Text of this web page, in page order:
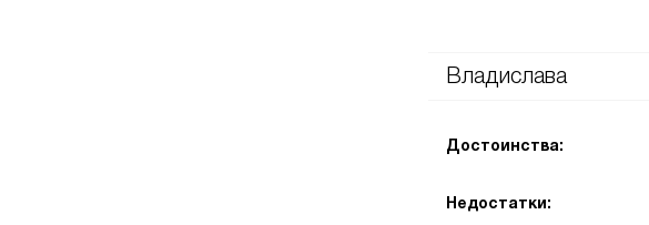
Владислава
Достоинства:
Недостатки: